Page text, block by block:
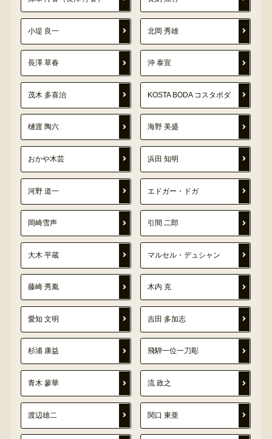
小堤 良一 北岡 秀雄
長澤 草春 沖 泰宣
茂木 多喜治 KOSTA BODA コスタボダ
樋渡 陶六 海野 美盛
おかや木芸 浜田 知明
河野 道一 エドガー・ドガ
岡崎雪声 引間 二郎
大木 平蔵 マルセル・デュシャン
藤崎 秀胤 木内 克
愛知 文明 吉田 多加志
杉浦 康益 飛騨一位一刀彫
青木 蓼華 流 政之
渡辺雄二 関口 東亜